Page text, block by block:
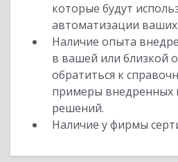
которые будут
автоматизации ваших
Наличие опыта
в вашей или близкой
обратиться к
примеры внедренных
решений.
Наличие у фирмы